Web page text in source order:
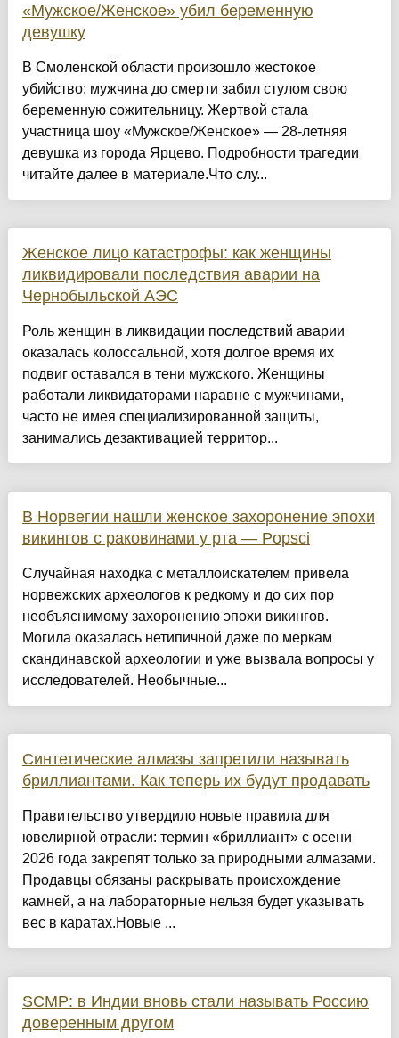
«Мужское/Женское» убил беременную
девушку
В Смоленской области произошло жестокое
убийство: мужчина до смерти забил стулом свою
беременную сожительницу. Жертвой стала
участница шоу «Мужское/Женское» — 28-летняя
девушка из города Ярцево. Подробности трагедии
читайте далее в материале.Что слу...
Женское лицо катастрофы: как женщины
ликвидировали последствия аварии на
Чернобыльской АЭС
Роль женщин в ликвидации последствий аварии
оказалась колоссальной, хотя долгое время их
подвиг оставался в тени мужского. Женщины
работали ликвидаторами наравне с мужчинами,
часто не имея специализированной защиты,
занимались дезактивацией территор...
В Норвегии нашли женское захоронение эпохи
викингов с раковинами у рта — Popsci
Случайная находка с металлоискателем привела
норвежских археологов к редкому и до сих пор
необъяснимому захоронению эпохи викингов.
Могила оказалась нетипичной даже по меркам
скандинавской археологии и уже вызвала вопросы у
исследователей. Необычные...
Синтетические алмазы запретили называть
бриллиантами. Как теперь их будут продавать
Правительство утвердило новые правила для
ювелирной отрасли: термин «бриллиант» с осени
2026 года закрепят только за природными алмазами.
Продавцы обязаны раскрывать происхождение
камней, а на лабораторные нельзя будет указывать
вес в каратах.Новые ...
SCMP: в Индии вновь стали называть Россию
доверенным другом